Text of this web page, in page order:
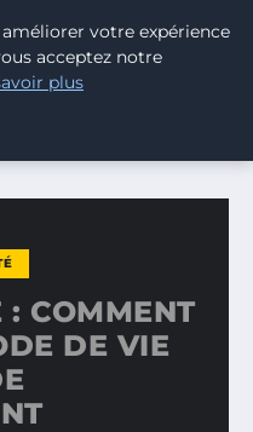
BLOG
UN MODE DE VIE…
COMMENT
DE VIE
votre expérience
acceptez notre
plus